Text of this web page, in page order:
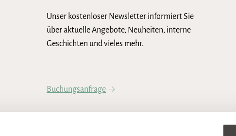
Unser kostenloser Newsletter informiert Sie
über aktuelle Angebote, Neuheiten, interne
Geschichten und vieles mehr.
Buchungsanfrage